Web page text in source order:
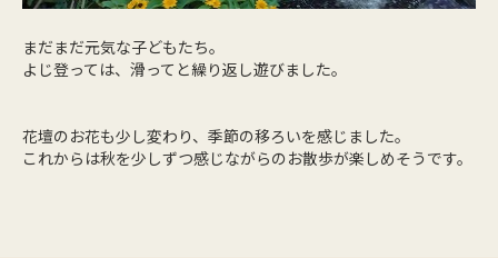
まだまだ元気な子どもたち。
よじ登っては、滑ってと繰り返し遊びました。
花壇のお花も少し変わり、季節の移ろいを感じました。
これからは秋を少しずつ感じながらのお散歩が楽しめそうです。